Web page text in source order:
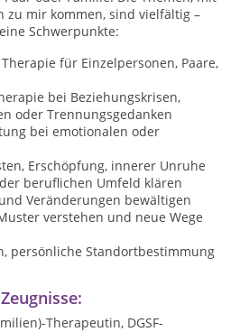
mir kommen, sind vielfältig –
Schwerpunkte:
für Einzelpersonen, Paare,
bei Beziehungskrisen,
oder Trennungsgedanken
bei emotionalen oder
Erschöpfung, innerer Unruhe
beruflichen Umfeld klären
Veränderungen bewältigen
verstehen und neue Wege
persönliche Standortbestimmung
Therapeutin, DGSF-